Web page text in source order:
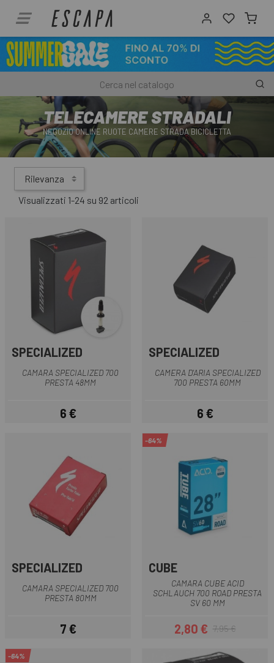
TELECAMERE STRADALI
NEGOZIO ONLINE RUOTE CAMERE STRADA BICICLETTA
Rilevanza
Visualizzati 1-24 su 92 articoli
SPECIALIZED
CAMARA SPECIALIZED 700
PRESTA 48MM
Prezzo
6 €
SPECIALIZED
CAMERA D'ARIA SPECIALIZED
700 PRESTA 60MM
Prezzo
6 €
SPECIALIZED
CAMARA SPECIALIZED 700
PRESTA 80MM
Prezzo
7 €
-64%
CUBE
CAMARA CUBE ACID
SCHLAUCH 700 ROAD PRESTA
SV 60 MM
Prezzo
2,80 €Prezzo base
7,95 €
-64%